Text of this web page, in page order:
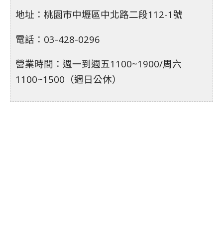
地址：桃園市中壢區中北路二段112-1號
電話：03-428-0296
營業時間：週一到週五1100~1900/周六
1100~1500（週日公休）